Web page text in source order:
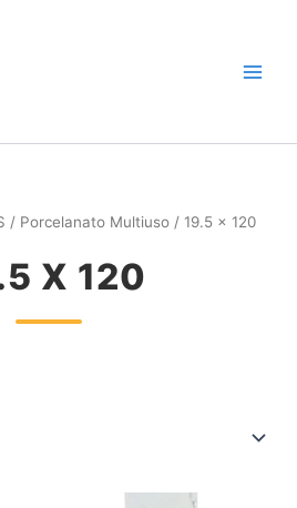
/ Porcelanato Multiuso / 19.5 x 120
X 120